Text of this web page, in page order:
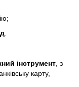
інструмент, з
карту,